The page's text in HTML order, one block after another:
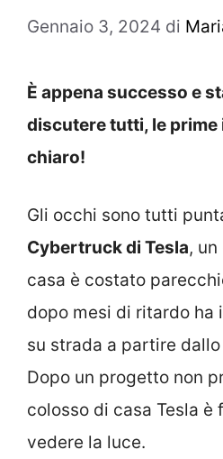
Gennaio 3, 2024 di
È appena successo e
discutere tutti, le prime
chiaro!
Gli occhi sono tutti
Cybertruck di Tesla,
casa è costato
dopo mesi di ritardo ha
su strada a partire
Dopo un progetto non
colosso di casa Tesla è
vedere la luce.